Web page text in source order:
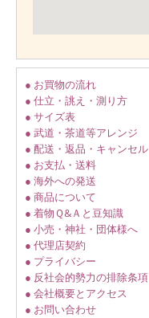
● お買物の流れ
● 仕立・誂え・測り方
● サイズ表
● 武道・茶道等アレンジ
● 配送・返品・キャンセル
● お支払・送料
● 海外への発送
● 商品について
● 着物Ｑ&Ａと豆知識
● 小売・神社・団体様へ
● 代理店契約
● プライバシー
● 反社会的勢力の排除条項
● 会社概要とアクセス
● お問い合わせ